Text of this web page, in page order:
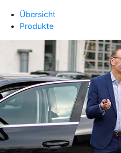
Übersicht
Produkte